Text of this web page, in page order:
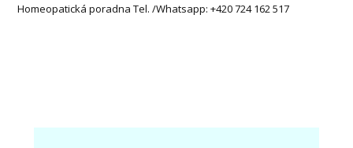
Homeopatická poradna Tel. /Whatsapp: +420 724 162 517